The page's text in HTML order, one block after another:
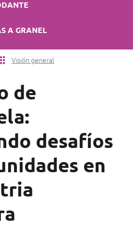
A GRANEL
Visión general
de
desafíos
en